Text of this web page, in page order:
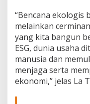
“Bencana ekologis
melainkan
yang kita bangun
ESG, dunia usaha
manusia dan
menjaga serta
ekonomi,” jelas La